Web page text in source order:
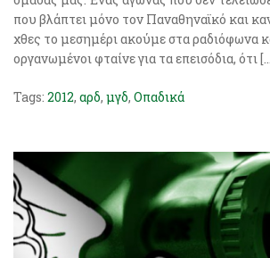
που βλάπτει μόνο τον Παναθηναϊκό και
χθες το μεσημέρι ακούμε στα ραδιόφωνα
οργανωμένοι φταίνε για τα επεισόδια, ότι
Tags: 2012, αρδ, μγδ, Οπαδικά